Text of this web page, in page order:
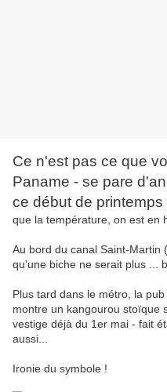
Ce n'est pas ce que
Paname - se pare
ce début de printemps
que la température, on est en
Au bord du canal Saint-Martin
qu'une biche ne serait plus ...
Plus tard dans le métro, la
montre un kangourou stoïque
vestige déjà du 1er mai - fait
aussi...
Ironie du symbole !